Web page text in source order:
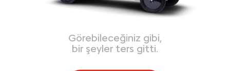
Görebileceğiniz gibi,
bir şeyler ters gitti.